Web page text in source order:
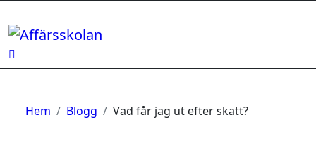
till
innehåll
Hem Blogg Vad får jag ut efter skatt?